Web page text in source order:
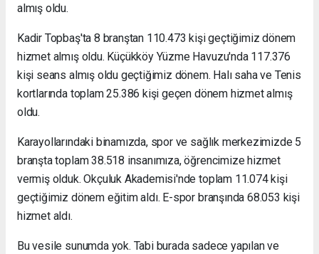
almış oldu.
Kadir Topbaş'ta 8 branştan 110.473 kişi geçtiğimiz dönem
hizmet almış oldu. Küçükköy Yüzme Havuzu'nda 117.376
kişi seans almış oldu geçtiğimiz dönem. Halı saha ve Tenis
kortlarında toplam 25.386 kişi geçen dönem hizmet almış
oldu.
Karayollarındaki binamızda, spor ve sağlık merkezimizde 5
branşta toplam 38.518 insanımıza, öğrencimize hizmet
vermiş olduk. Okçuluk Akademisi'nde toplam 11.074 kişi
geçtiğimiz dönem eğitim aldı. E-spor branşında 68.053 kişi
hizmet aldı.
Bu vesile sunumda yok. Tabi burada sadece yapılan ve